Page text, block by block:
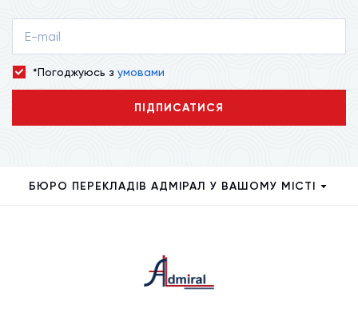
*Погоджуюсь з умовами
ПІДПИСАТИСЯ
БЮРО ПЕРЕКЛАДІВ АДМІРАЛ У ВАШОМУ МІСТІ